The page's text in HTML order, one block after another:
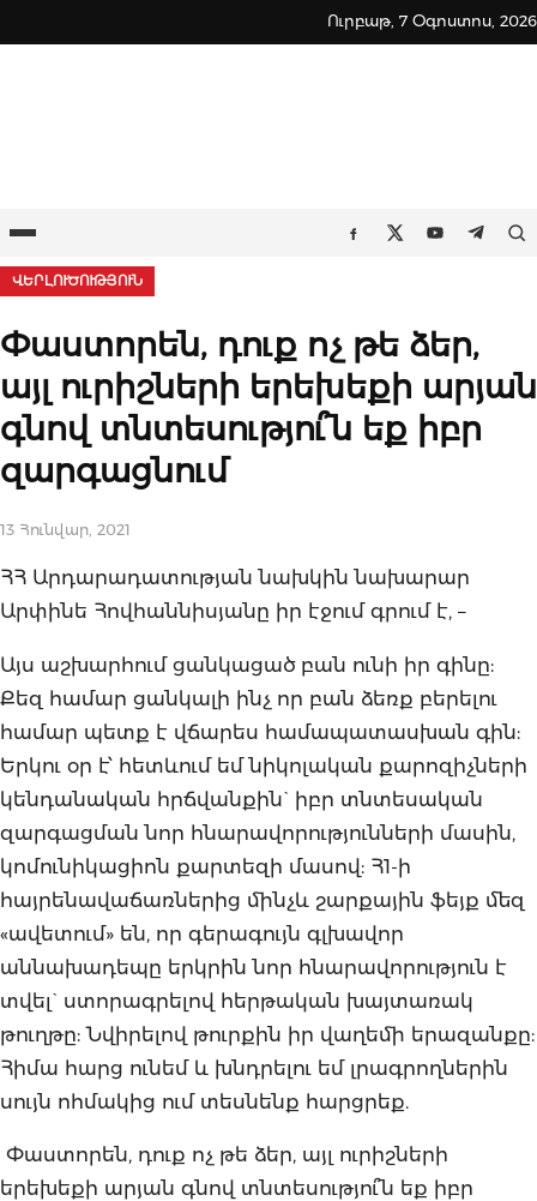
to
Ուրբաթ, 7 Օգոստոս, 2026
Ընտրացանկ Facebook
TwitterYoutube
ՎԵՐԼՈՒԾՈՒԹՅՈՒՆ
Փաստորեն, դուք ոչ թե ձեր,
այլ ուրիշների երեխեքի արյան
գնով տնտեսությու՞ն եք իբր
զարգացնում
13 Հունվար, 2021
ՀՀ Արդարադատության նախկին նախարար
Արփինե Հովհաննիսյանը իր էջում գրում է, –
Այս աշխարհում ցանկացած բան ունի իր գինը:
Քեզ համար ցանկալի ինչ որ բան ձեռք բերելու
համար պետք է վճարես համապատասխան գին:
Երկու օր է՝ հետևում եմ նիկոլական քարոզիչների
կենդանական հրճվանքին` իբր տնտեսական
զարգացման նոր հնարավորությունների մասին,
կոմունիկացիոն քարտեզի մասով: Հ1-ի
հայրենավաճառներից մինչև շարքային ֆեյք մեզ
«ավետում» են, որ գերագույն գլխավոր
աննախադեպը երկրին նոր հնարավորություն է
տվել` ստորագրելով հերթական խայտառակ
թուղթը: Նվիրելով թուրքին իր վաղեմի երազանքը:
Հիմա հարց ունեմ և խնդրելու եմ լրագրողներին
սույն ոհմակից ում տեսնենք հարցրեք.
Փաստորեն, դուք ոչ թե ձեր, այլ ուրիշների
երեխեքի արյան գնով տնտեսությու՞ն եք իբր